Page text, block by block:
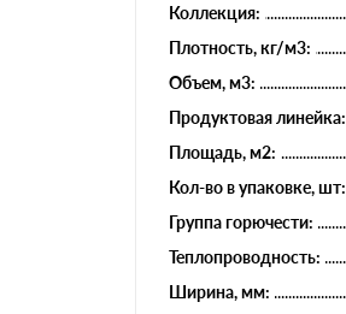
Коллекция:
Плотность, кг/м3:
Объем, м3:
Продуктовая линейка:
Площадь, м2:
Кол-во в упаковке, шт:
Группа горючести:
Теплопроводность:
Ширина, мм: